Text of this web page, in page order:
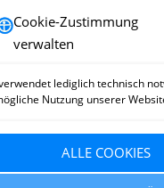
Cookie-Zustimmung
verwalten
lediglich technisch
Nutzung unserer
ALLE COOKIES
Doppelung, Ableitung
die Vorsilbe